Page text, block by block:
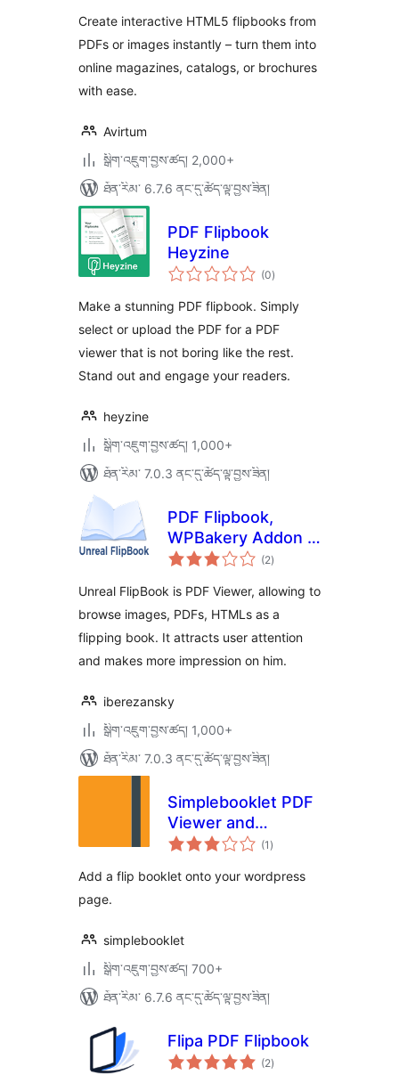
ཚང་།
Create interactive HTML5 flipbooks from
PDFs or images instantly – turn them into
online magazines, catalogs, or brochures
with ease.
Avirtum
སྒྲིག་འཇུག་བྱས་ཚད། 2,000+
ཐོན་རིམ་ 6.7.6 ནང་དུ་ཚོད་ལྟ་བྱས་ཟིན།
PDF Flipbook
Heyzine
(0གདེང་
འཇོག་
ཚང་།
)
Make a stunning PDF flipbook. Simply
select or upload the PDF for a PDF
viewer that is not boring like the rest.
Stand out and engage your readers.
heyzine
སྒྲིག་འཇུག་བྱས་ཚད། 1,000+
ཐོན་རིམ་ 7.0.3 ནང་དུ་ཚོད་ལྟ་བྱས་ཟིན།
PDF Flipbook,
WPBakery Addon –
Unreal FlipBook
(2གདེང་
འཇོག་
ཚང་།
)
Unreal FlipBook is PDF Viewer, allowing to
browse images, PDFs, HTMLs as a
flipping book. It attracts user attention
and makes more impression on him.
iberezansky
སྒྲིག་འཇུག་བྱས་ཚད། 1,000+
ཐོན་རིམ་ 7.0.3 ནང་དུ་ཚོད་ལྟ་བྱས་ཟིན།
Simplebooklet PDF
Viewer and
Embedder
(1 གདེང་
འཇོག་
ཚང་།
)
Add a flip booklet onto your wordpress
page.
simplebooklet
སྒྲིག་འཇུག་བྱས་ཚད། 700+
ཐོན་རིམ་ 6.7.6 ནང་དུ་ཚོད་ལྟ་བྱས་ཟིན།
Flipa PDF Flipbook
(2གདེང་
འཇོག་
)